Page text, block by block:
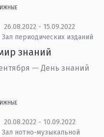
26.08.2022 - 15.09.2022
Зал периодических изданий
знаний
— День знаний
20.08.2022 - 10.09.2022
Зал нотно-музыкальной